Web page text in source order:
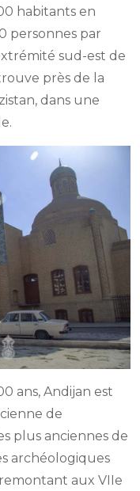
habitants en
personnes par
sud-est de
près de la
dans une
ans, Andijan est
de
plus anciennes de
archéologiques
aux VIIe